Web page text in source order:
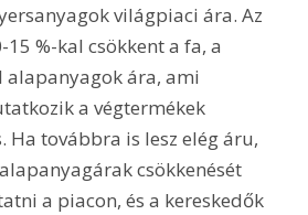
világpiaci ára. Az
%-kal csökkent a fa, a
alapanyagok ára, ami
a végtermékek
Ha továbbra is lesz elég áru,
csökkenését
a piacon, és a kereskedők